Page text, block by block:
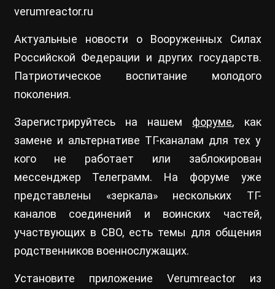
verumreactor.ru
Актуальные новости о Вооруженных Силах
Российской Федерации и других государств.
Патриотическое воспитание молодого
поколения.
Зарегистрируйтесь на нашем форуме, как
замене и альтернативе ТГ-каналам для тех у
кого не работает или заблокирован
мессенджер Телеграмм. На форуме уже
представлены «зеркала» нескольких ТГ-
каналов соединений и воинских частей,
участвующих в СВО, есть темы для общения
родственников военнослужащих.
Установите приложение Verumreactor из